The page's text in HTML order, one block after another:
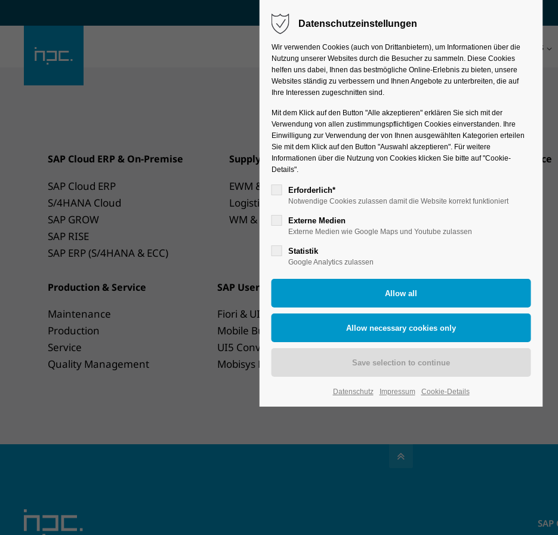
not exist.
Sorry, item "offcanvas-col2" does
not exist.
Solutions Services Industries
SAP Cloud ERP & On-Premise
SAP Cloud ERP
S/4HANA Cloud
SAP GROW
SAP RISE
SAP ERP (S/4HANA & ECC)
Supply Chain & Logistics
EWM & MFS
Logistics Management (LGM)
WM & Stock Room Management
Procurement, Sales & Finance
Sales
SAP Analytics
Production & Service
Maintenance
Production
Service
Quality Management
SAP User Interfaces
Fiori & UI5
Mobile Builder
UI5 Converter
Mobisys MSB
SAP Cloud & Innovations
AI in SAP
SAP BTP
Sustainability with SAP
Cloud Solutions
SAP
Datenschutzeinstellungen
Wir verwenden Cookies (auch von Drittanbietern), um Informationen über die
Nutzung unserer Websites durch die Besucher zu sammeln. Diese Cookies
helfen uns dabei, Ihnen das bestmögliche Online-Erlebnis zu bieten, unsere
Websites ständig zu verbessern und Ihnen Angebote zu unterbreiten, die auf
Ihre Interessen zugeschnitten sind.
Mit dem Klick auf den Button "Alle akzeptieren" erklären Sie sich mit der
Verwendung von allen zustimmungspflichtigen Cookies einverstanden. Ihre
Einwilligung zur Verwendung der von Ihnen ausgewählten Kategorien erteilen
Sie mit dem Klick auf den Button "Auswahl akzeptieren". Für weitere
Informationen über die Nutzung von Cookies klicken Sie bitte auf "Cookie-
Details".
Erforderlich*
Notwendige Cookies zulassen damit die Website korrekt funktioniert
Externe Medien
Externe Medien wie Google Maps und Youtube zulassen
Statistik
Google Analytics zulassen
Datenschutz Impressum Cookie-Details